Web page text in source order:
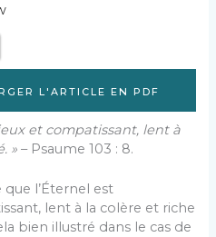
L'ARTICLE EN PDF
et compatissant, lent à
» – Psaume 103 : 8.
l’Éternel est
lent à la colère et riche
bien illustré dans le cas de